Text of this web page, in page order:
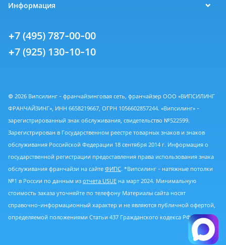
Информация
+7 (495) 787-00-00
+7 (925) 130-10-10
© 2026 Випсилинг - франчайзинговая сеть, франчайзер ООО «ВИПСИЛИНГ
ФРАНЧАЙЗИНГ», ИНН 6658219667, ОГРН 1056602857244. «Випсилинг» -
зарегистрированный знак обслуживания, свидетельство №522599.
Зарегистрирован в Государственном реестре товарных знаков и знаков
обслуживания Российской Федерации 18 сентября 2014 г. Информация о
государственной регистрации предоставления права использования знака
обслуживания франчайзи на сайте ФИПС. *Випсилинг - натяжные потолки
№1 в России по данным из отчета USUE на март 2024. Минимальную
стоимость заказа уточняйте по телефону Материалы сайта носят
справочно-информационный характер и не являются публичной офертой,
определяемой положениями Статьи 437 Гражданского кодекса РФ.